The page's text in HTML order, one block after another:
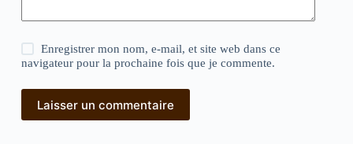
Enregistrer mon nom, e-mail, et site web dans ce
navigateur pour la prochaine fois que je commente.
Laisser un commentaire